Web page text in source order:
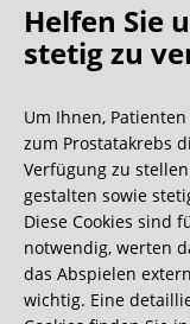
Oh
Wir bekommen
aber dieser ist
0:40 Minuten
Helfen Sie
stetig zu
Um Ihnen,
zum Prostatakrebs
Verfügung zu
gestalten sowie
Diese Cookies sind
notwendig, werten
das Abspielen
wichtig. Eine